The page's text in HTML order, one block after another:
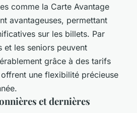
comme la Carte Avantage
avantageuses, permettant
sur les billets. Par
et les seniors peuvent
grâce à des tarifs
une flexibilité précieuse
et dernières